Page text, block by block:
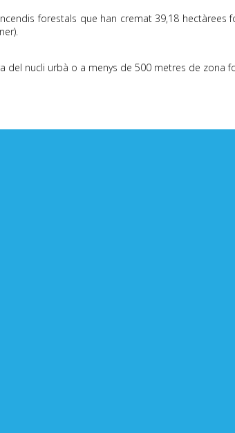
forestals que han cremat 39,18
nucli urbà o a menys de 500 metres de zona